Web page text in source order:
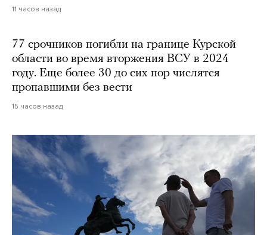
11 часов назад
77 срочников погибли на границе Курской
области во время вторжения ВСУ в 2024
году. Еще более 30 до сих пор числятся
пропавшими без вести
15 часов назад